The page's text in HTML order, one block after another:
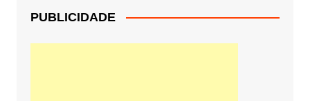
PUBLICIDADE